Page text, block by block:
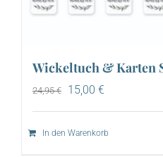
Wickeltuch & Karten
24,95€
Ursprünglicher
24,95 €
15,00 €
15,00 €.
In den Warenkorb